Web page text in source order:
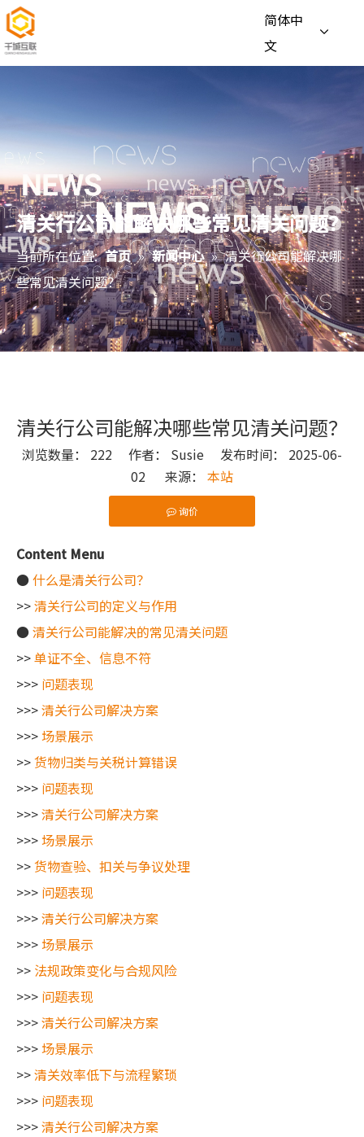
简体中
文
清关行公司能解决哪些常见清关问题？
当前所在位置: 首页 » 新闻中心 » 清关行公司能解决哪
些常见清关问题？
清关行公司能解决哪些常见清关问题？
浏览数量： 222 作者： Susie 发布时间： 2025-06-
02 来源： 本站
询价
["wechat"]
Content Menu
●什么是清关行公司？
>>清关行公司的定义与作用
●清关行公司能解决的常见清关问题
>>单证不全、信息不符
>>> 问题表现
>>>清关行公司解决方案
>>>场景展示
>>货物归类与关税计算错误
>>> 问题表现
>>>清关行公司解决方案
>>>场景展示
>>货物查验、扣关与争议处理
>>> 问题表现
>>>清关行公司解决方案
>>>场景展示
>> 法规政策变化与合规风险
>>> 问题表现
>>>清关行公司解决方案
>>>场景展示
>>清关效率低下与流程繁琐
>>> 问题表现
>>>清关行公司解决方案